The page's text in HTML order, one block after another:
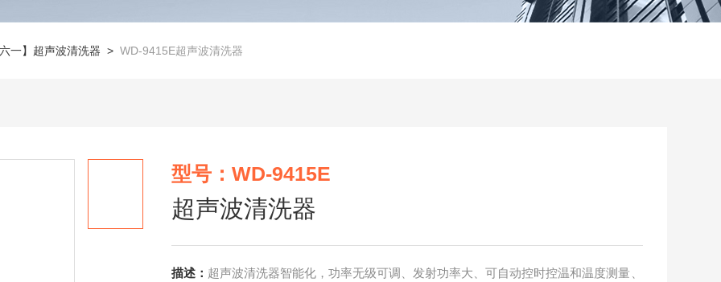
一】超声波清洗器 >WD-9415E超声波清洗器
型号：WD-9415E
超声波清洗器
描述： 超声波清洗器智能化，功率无级可调、发射功率大、可自动控时控温和温度测量、